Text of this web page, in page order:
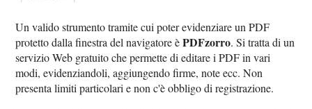
Un valido strumento tramite cui poter evidenziare un PDF
protetto dalla finestra del navigatore èPDFzorro. Si tratta di un
servizio Web gratuito che permette di editare i PDF in vari
modi, evidenziandoli, aggiungendo firme, note ecc. Non
presenta limiti particolari e non c'è obbligo di registrazione.